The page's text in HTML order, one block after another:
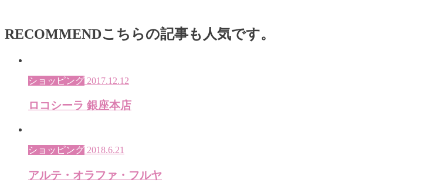
RECOMMENDこちらの記事も人気です。
ショッピング 2017.12.12
ロコシーラ 銀座本店
ショッピング 2018.6.21
アルテ・オラファ・フルヤ